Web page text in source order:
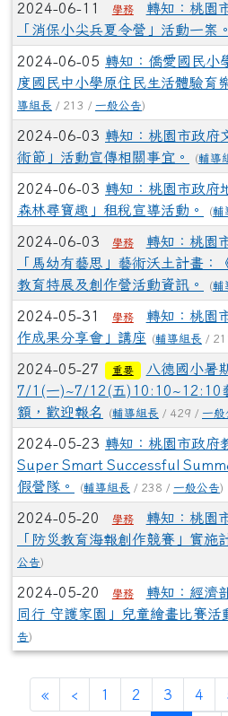
2024-06-11 學務
轉知：桃園
「消保小尖兵夏令營」活動一案。
2024-06-05 轉知：僑愛國民小
度國民中小學原住民生活體驗育
導組長 / 213 / 一般公告)
2024-06-03 轉知：桃園市政府
術節」活動宣傳相關事宜。
(輔導
2024-06-03 轉知：桃園市政府
森林尋寶趣」租稅宣導活動。
(輔
2024-06-03 學務
轉知：桃園
「馬幼有藝思」藝術沃土計畫：
教育特展及創作營活動資訊。
(輔
2024-05-31 學務
轉知：桃園
作成果分享會」講座
(輔導組長 /
2024-05-27 重要
八德國小暑
7/1(一)~7/12(五)10:10~12:10
額，歡迎報名
(輔導組長 / 429 / 一般
2024-05-23 轉知：桃園市政府
Super Smart Successful
假營隊。
(輔導組長 / 238 / 一般公告)
2024-05-20 學務
轉知：桃園
「防災教育海報創作競賽」實施
公告)
2024-05-20 學務
轉知：經濟
同行 守護家園」兒童繪畫比賽活
告)
« ‹ 1 2 3 4